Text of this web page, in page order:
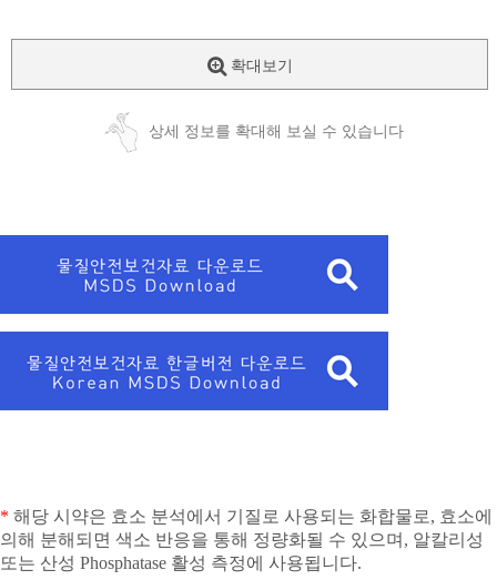
확대보기
상세 정보를 확대해 보실 수 있습니다
* 해당 시약은 효소 분석에서 기질로 사용되는 화합물로, 효소에
의해 분해되면 색소 반응을 통해 정량화될 수 있으며 , 알칼리성
또는 산성 Phosphatase 활성 측정에 사용됩니다.